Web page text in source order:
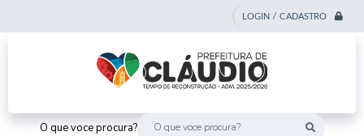
LOGIN / CADASTRO
O que voce procura?